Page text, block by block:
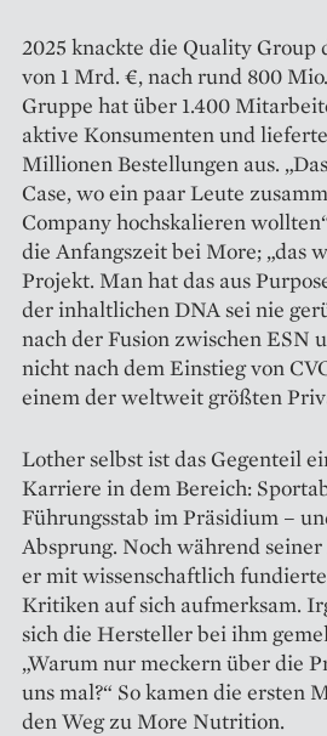
2025 knackte die Quality Group
von 1 Mrd. €, nach rund 800
Gruppe hat über 1.400
aktive Konsumenten und
Millionen Bestellungen aus.
Case, wo ein paar Leute
Company hochskalieren
die Anfangszeit bei More; „das
Projekt. Man hat das aus
der inhaltlichen DNA sei nie
nach der Fusion zwischen ESN
nicht nach dem Einstieg von
einem der weltweit größten
Lother selbst ist das Gegenteil
Karriere in dem Bereich:
Führungsstab im Präsidium –
Absprung. Noch während
er mit wissenschaftlich
Kritiken auf sich aufmerksam.
sich die Hersteller bei ihm
„Warum nur meckern über die
uns mal?“ So kamen die ersten
den Weg zu More Nutrition.